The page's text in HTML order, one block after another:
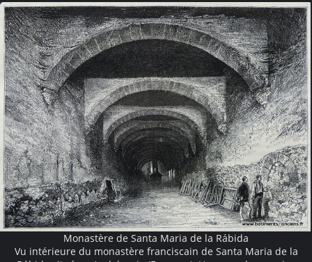
Monastère de Santa Maria de la Rábida
Vu intérieure du monastère franciscain de Santa Maria de la